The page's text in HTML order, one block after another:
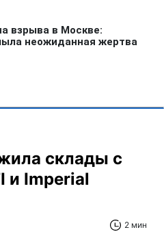
склады с
и Imperial
2 мин